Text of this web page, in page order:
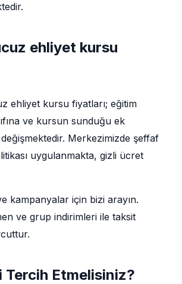
ehliyet kursu
ehliyet kursu fiyatları; eğitim
ve kursun sunduğu ek
Merkezimizde şeffaf
uygulanmakta, gizli ücret
kampanyalar için bizi arayın.
ve grup indirimleri ile taksit
Tercih Etmelisiniz?